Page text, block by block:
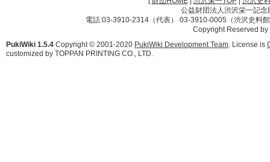
公益財団法人渋沢栄一記
電話:03-3910-2314（代表） 03-3910-0005（渋沢史料
Copyright Reserved
PukiWiki 1.5.4 Copyright © 2001-2020 PukiWiki Development Team. License is
customized by TOPPAN PRINTING CO., LTD.